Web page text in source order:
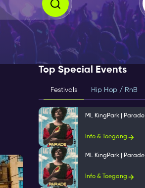
Top Special Events
Festivals Hip Hop / RnB
ML KingPark | Parade
Info & Toegang
ML KingPark | Parade
Info & Toegang